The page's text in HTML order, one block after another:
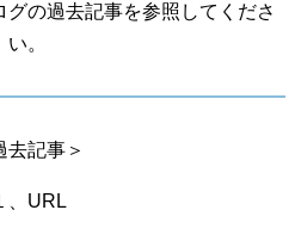
の過去記事を参照してくださ
い。
去記事＞
、URL